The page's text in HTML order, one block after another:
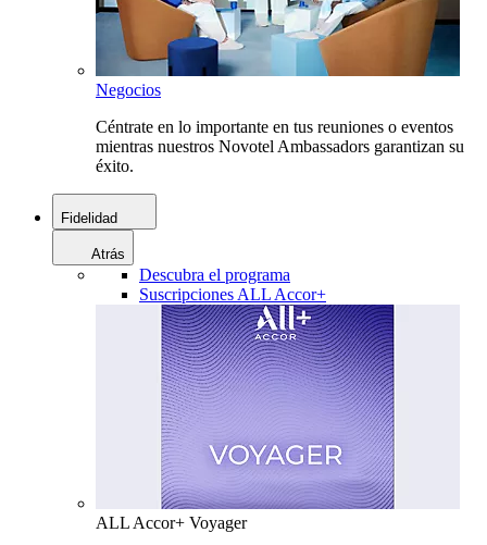
Negocios
Céntrate en lo importante en tus reuniones o eventos
mientras nuestros Novotel Ambassadors garantizan su
éxito.
Fidelidad
Atrás
Descubra el programa
Suscripciones ALL Accor+
ALL Accor+ Voyager